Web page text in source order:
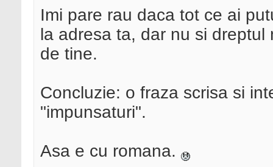
Imi pare rau daca tot ce ai
la adresa ta, dar nu si
de tine.
Concluzie: o fraza scrisa si
"impunsaturi".
Asa e cu romana.